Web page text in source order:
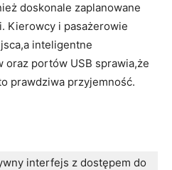
doskonale zaplanowane
Kierowcy i pasażerowie
inteligentne
portów USB sprawia,że
prawdziwa przyjemność.
interfejs z dostępem do